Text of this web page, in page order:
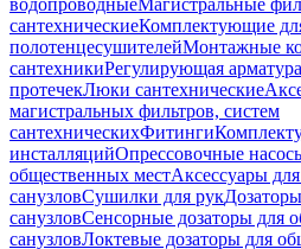
водопроводныеМагистральные
сантехническиеКомплектующие
полотенцесушителейМонтажные
сантехникиРегулирующая арматура
протечекЛюки сантехнические
магистральных фильтров, систем
сантехническихФитинги
инсталляцийОпрессовочные
общественных местАксессуары
санузловСушилки для рук
санузловСенсорные дозаторы для
санузловЛоктевые дозаторы для